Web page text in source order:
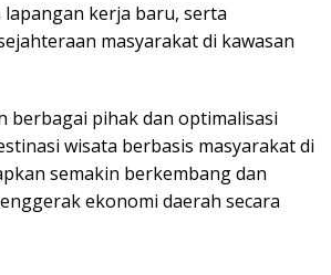
lapangan kerja baru, serta
masyarakat di kawasan
berbagai pihak dan optimalisasi
wisata berbasis masyarakat di
semakin berkembang dan
ekonomi daerah secara